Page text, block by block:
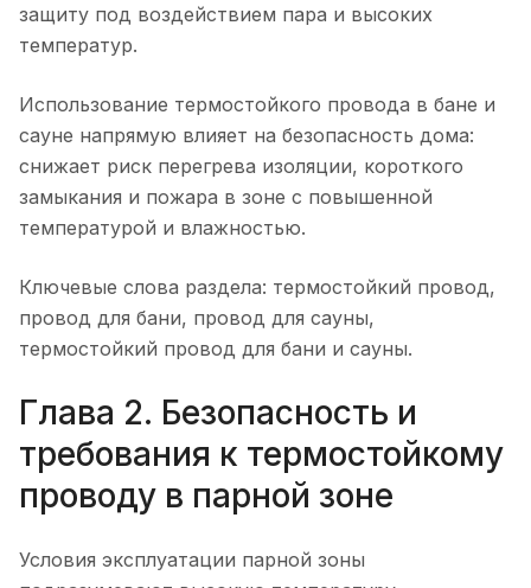
защиту под воздействием пара и высоких
температур.
Использование термостойкого провода в бане и
сауне напрямую влияет на безопасность дома:
снижает риск перегрева изоляции, короткого
замыкания и пожара в зоне с повышенной
температурой и влажностью.
Ключевые слова раздела: термостойкий провод,
провод для бани, провод для сауны,
термостойкий провод для бани и сауны.
Глава 2. Безопасность и
требования к термостойкому
проводу в парной зоне
Условия эксплуатации парной зоны